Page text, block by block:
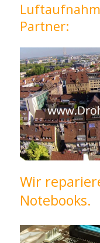
Partner:
Wir
Notebooks.